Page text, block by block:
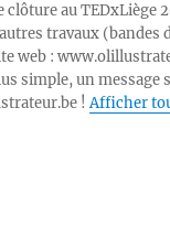
clôture au TEDxLiège
travaux
web :
simple, un message
!Afficher